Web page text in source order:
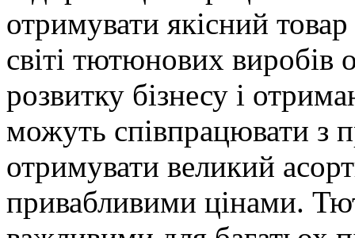
отримувати якісний
світі тютюнових виробів
розвитку бізнесу і
можуть співпрацювати з
отримувати великий
привабливими цінами.